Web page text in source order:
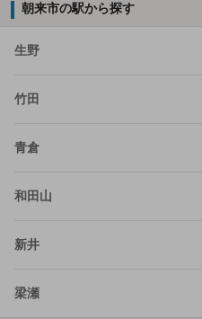
朝来市の駅から探す
生野
竹田
青倉
和田山
新井
梁瀬